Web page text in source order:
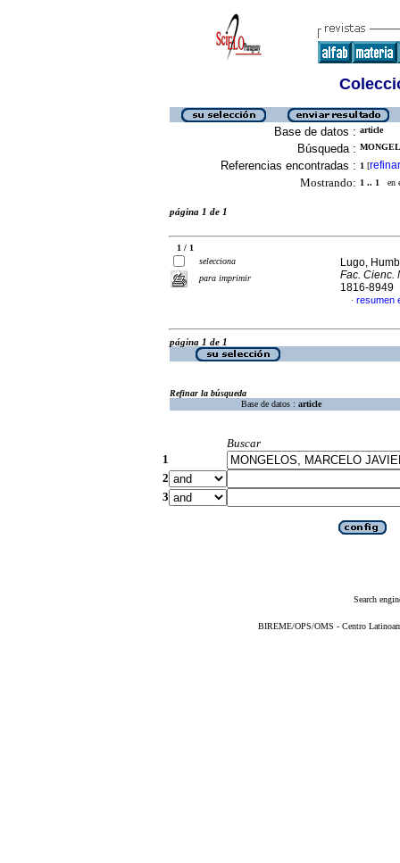
Base de datos : article
Búsqueda :
Referencias encontradas : 1 [refinar
Mostrando: 1 .. 1 en
página 1 de 1
1 / 1
selecciona
para imprimir
Lugo,
Fac. Cienc.
1816-8949
· resumen
página 1 de 1
Refinar la búsqueda
Base de datos : article
Buscar
1
2
3
Search
BIREME/OPS/OMS - Centro